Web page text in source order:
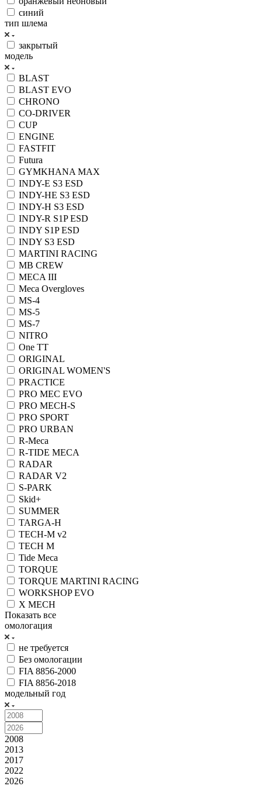
синий
тип шлема
закрытый
модель
BLAST
BLAST EVO
CHRONO
CO-DRIVER
CUP
ENGINE
FASTFIT
Futura
GYMKHANA MAX
INDY-E S3 ESD
INDY-HE S3 ESD
INDY-H S3 ESD
INDY-R S1P ESD
INDY S1P ESD
INDY S3 ESD
MARTINI RACING
MB CREW
MECA III
Meca Overgloves
MS-4
MS-5
MS-7
NITRO
One TT
ORIGINAL
ORIGINAL WOMEN'S
PRACTICE
PRO MEC EVO
PRO MECH-S
PRO SPORT
PRO URBAN
R-Meca
R-TIDE MECA
RADAR
RADAR V2
S-PARK
Skid+
SUMMER
TARGA-H
TECH-M v2
TECH M
Tide Meca
TORQUE
TORQUE MARTINI RACING
WORKSHOP EVO
X MECH
Показать все
омологация
не требуется
Без омологации
FIA 8856-2000
FIA 8856-2018
модельный год
2008
2013
2017
2022
2026